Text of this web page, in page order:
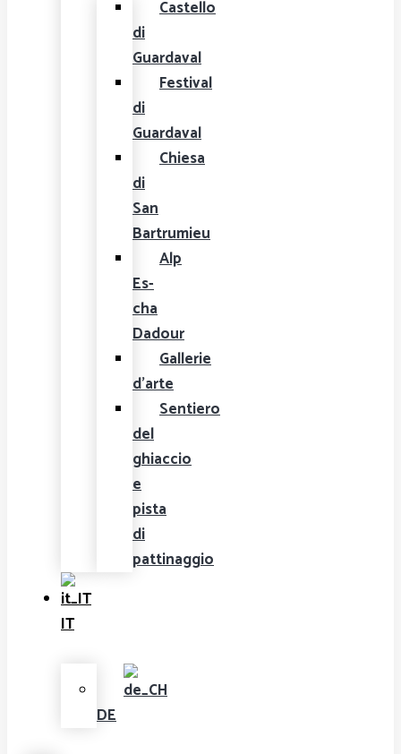
Castello
di
Guardaval
Festival
di
Guardaval
Chiesa
di
San
Bartrumieu
Alp
Es-
cha
Dadour
Gallerie
d'arte
Sentiero
del
ghiaccio
e
pista
di
pattinaggio
IT
DE